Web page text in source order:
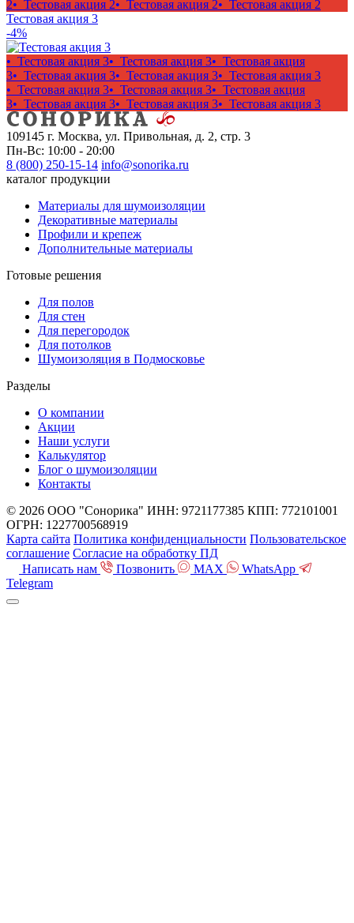
2• Тестовая акция 2• Тестовая акция 2• Тестовая акция 2
Тестовая акция 3
-4%
• Тестовая акция 3• Тестовая акция 3• Тестовая акция
3• Тестовая акция 3• Тестовая акция 3• Тестовая акция 3
• Тестовая акция 3• Тестовая акция 3• Тестовая акция
3• Тестовая акция 3• Тестовая акция 3• Тестовая акция 3
109145 г. Москва, ул. Привольная, д. 2, стр. 3
Пн-Вс: 10:00 - 20:00
8 (800) 250-15-14 info@sonorika.ru
каталог продукции
Материалы для шумоизоляции
Декоративные материалы
Профили и крепеж
Дополнительные материалы
Готовые решения
Для полов
Для стен
Для перегородок
Для потолков
Шумоизоляция в Подмосковье
Разделы
О компании
Акции
Наши услуги
Калькулятор
Блог о шумоизоляции
Контакты
© 2026 ООО "Сонорика" ИНН: 9721177385 КПП: 772101001
ОГРН: 1227700568919
Карта сайта Политика конфиденциальности Пользовательское
соглашение Согласие на обработку ПД
Написать нам
Позвонить MAX
WhatsApp
Telegram